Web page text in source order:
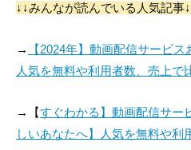
↓↓みんなが読んでいる人気記事
→
【2024年】動画配信サービ
人気を無料や利用者数、売上で
→【すぐわかる】動画配信サー
しいあなたへ】人気を無料や利